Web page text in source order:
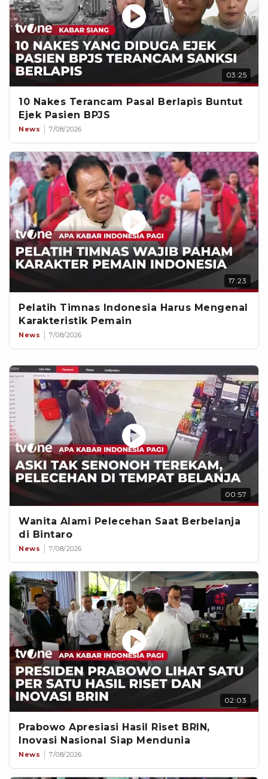
03:25
10 Nakes Terancam Pasal Berlapis Buntut
Ejek Pasien BPJS
News 7/08/2026
17:23
Pelatih Timnas Indonesia Harus Mengenal
Karakteristik Pemain
News 7/08/2026
00:57
Wanita Alami Pelecehan Saat Berbelanja
di Bintaro
News 7/08/2026
02:03
Prabowo Apresiasi Hasil Riset BRIN,
Inovasi Nasional Siap Mendunia
News 7/08/2026